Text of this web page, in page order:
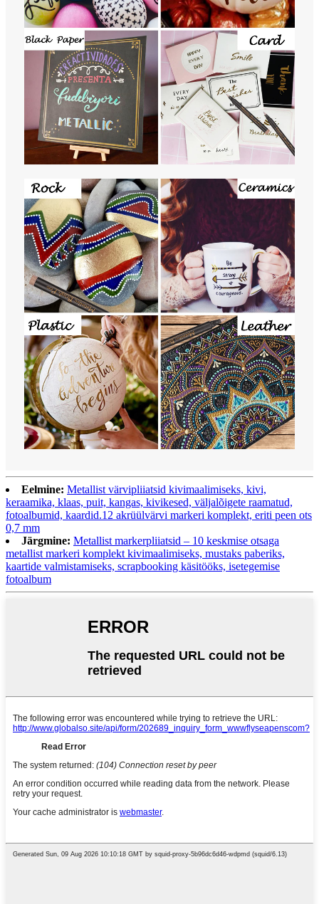
Eelmine: Metallist värvipliiatsid kivimaalimiseks, kivi,
keraamika, klaas, puit, kangas, kivikesed, väljalõigete raamatud,
fotoalbumid, kaardid.12 akrüülvärvi markeri komplekt, eriti peen ots
0,7 mm
Järgmine: Metallist markerpliiatsid – 10 keskmise otsaga
metallist markeri komplekt kivimaalimiseks, mustaks paberiks,
kaartide valmistamiseks, scrapbooking käsitööks, isetegemise
fotoalbum